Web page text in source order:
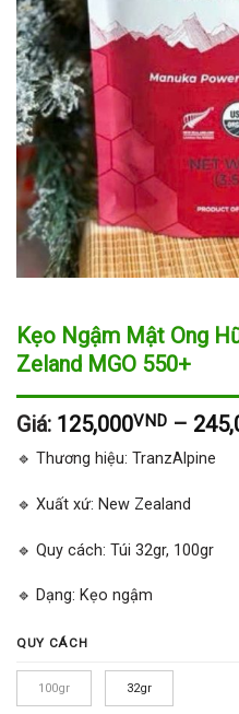
Kẹo Ngậm Mật Ong
Zeland MGO 550+
Giá: 125,000VND –
🔹 Thương hiệu: TranzAlpine
🔹 Xuất xứ: New Zealand
🔹 Quy cách: Túi 32gr, 100gr
🔹 Dạng: Kẹo ngậm
QUY CÁCH
100gr 32gr